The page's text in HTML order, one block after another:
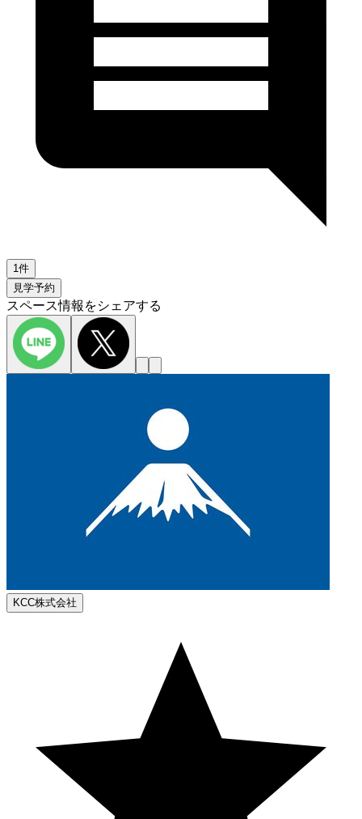
1件
見学予約
スペース情報をシェアする
KCC株式会社